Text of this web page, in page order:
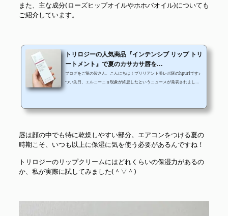
また、主な成分(ローズヒップオイルやホホバオイル)についても
ご紹介しています。
トリロジーの人気商品『インテンシブ リップ トリ
ートメント』で夏のカサカサ唇を...
ブログをご覧の皆さん、こんにちは！ブリリアント美レポ隊のhpuriです♪
つい先日、エルニーニョ現象が終息したというニュースが発表されました
ほうが肌トラブルに悩むことが多いのです。例えば、汗によるメイク崩れ
がありますが、私の場合はむし...
唇は顔の中でも特に乾燥しやすい部分。エアコンをつける夏の
時期こそ、いつも以上に保湿に気を使う必要があるんですね！
トリロジーのリップクリームにはどれくらいの保湿力があるの
か、私が実際に試してみました(＾▽＾)